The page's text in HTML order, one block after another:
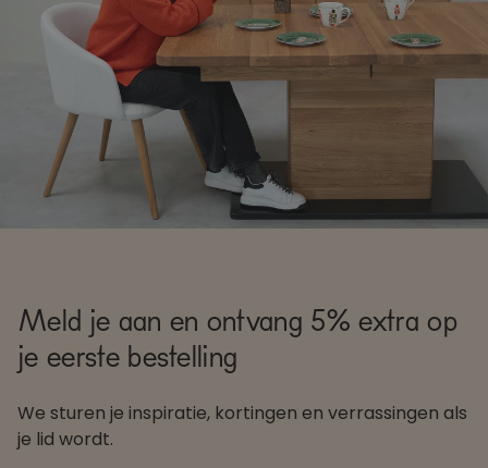
Meld je aan en ontvang 5% extra op
je eerste bestelling
We sturen je inspiratie, kortingen en verrassingen als
je lid wordt.